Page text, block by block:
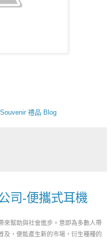
禮品 Blog
司-便攜式耳機
幫助與社會進步。意即為多數人帶
及，便能產生新的市場，衍生種種的